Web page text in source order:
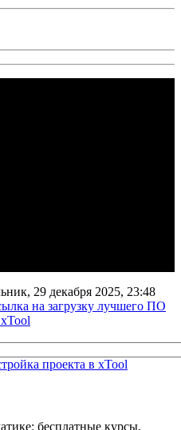
29 декабря 2025, 23:48
на загрузку лучшего ПО
проекта в xTool
бесплатные курсы,